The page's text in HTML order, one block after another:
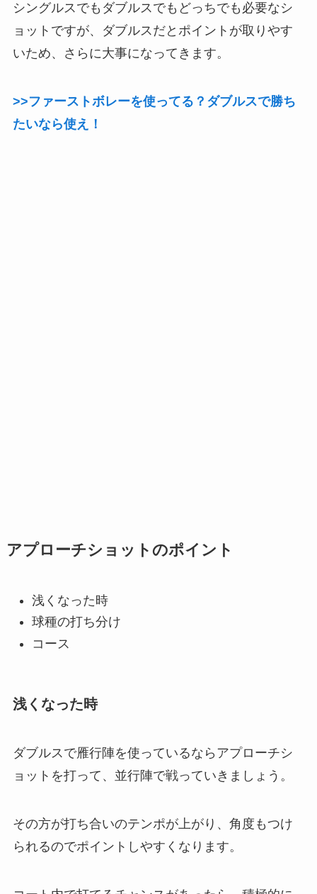
シングルスでもダブルスでもどっちでも必要なシ
ョットですが、ダブルスだとポイントが取りやす
いため、さらに大事になってきます。
>>ファーストボレーを使ってる？ダブルスで勝ち
たいなら使え！
アプローチショットのポイント
浅くなった時
球種の打ち分け
コース
浅くなった時
ダブルスで雁行陣を使っているならアプローチシ
ョットを打って、並行陣で戦っていきましょう。
その方が打ち合いのテンポが上がり、角度もつけ
られるのでポイントしやすくなります。